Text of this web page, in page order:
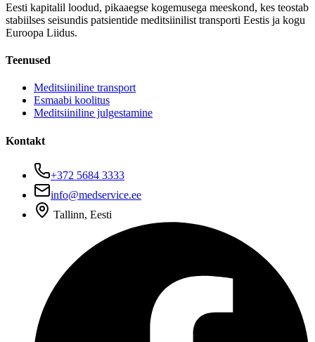
Eesti kapitalil loodud, pikaaegse kogemusega meeskond, kes teostab
stabiilses seisundis patsientide meditsiinilist transporti Eestis ja kogu
Euroopa Liidus.
Teenused
Meditsiiniline transport
Esmaabi koolitus
Meditsiiniline julgestamine
Kontakt
+372 5684 3333
info@medservice.ee
Tallinn, Eesti